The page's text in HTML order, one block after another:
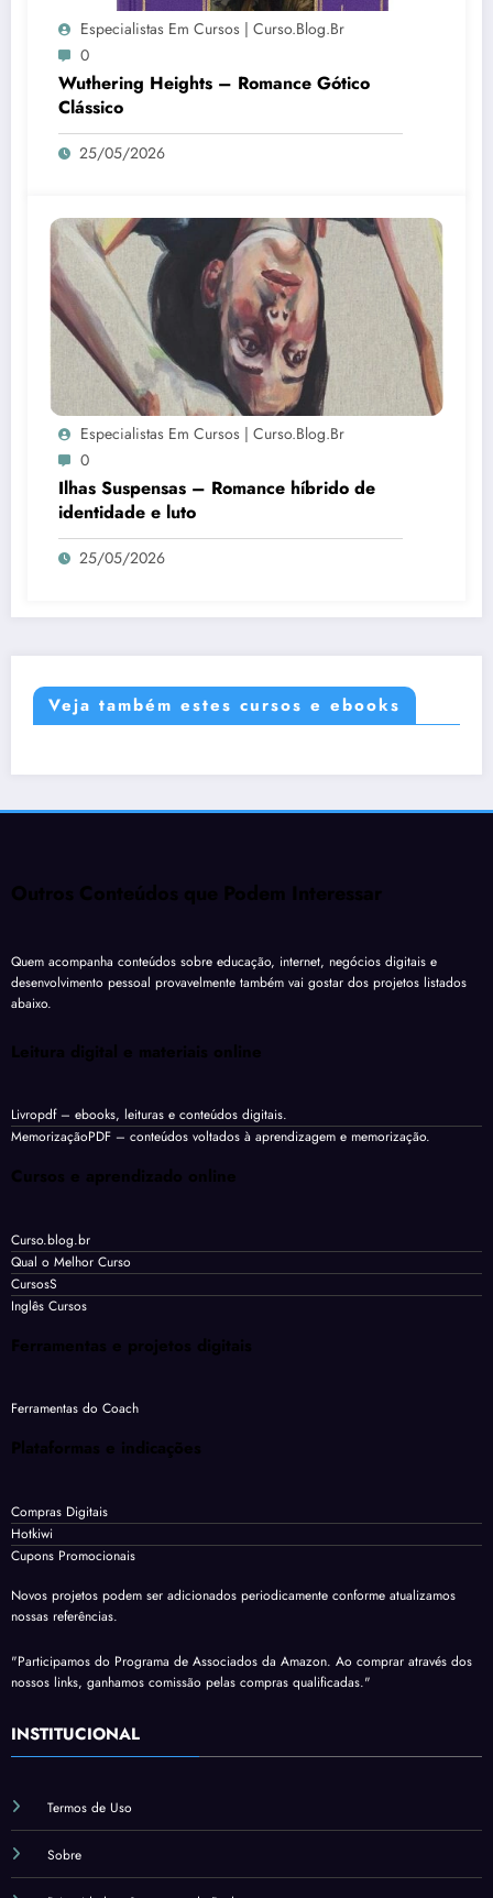
Especialistas Em Cursos | Curso.blog.br
0
Wuthering Heights – Romance Gótico
Clássico
25/05/2026
Especialistas Em Cursos | Curso.blog.br
0
Ilhas Suspensas – Romance híbrido de
identidade e luto
25/05/2026
Veja também estes cursos e ebooks
Outros Conteúdos que Podem Interessar
Quem acompanha conteúdos sobre educação, internet, negócios digitais e
desenvolvimento pessoal provavelmente também vai gostar dos projetos listados
abaixo.
Leitura digital e materiais online
Livropdf– ebooks, leituras e conteúdos digitais.
MemorizaçãoPDF – conteúdos voltados à aprendizagem e memorização.
Cursos e aprendizado online
Curso.blog.br
Qual o Melhor Curso
CursosS
Inglês Cursos
Ferramentas e projetos digitais
Ferramentas do Coach
Plataformas e indicações
Compras Digitais
Hotkiwi
Cupons Promocionais
Novos projetos podem ser adicionados periodicamente conforme atualizamos
nossas referências.
"Participamos do Programa de Associados da Amazon. Ao comprar através dos
nossos links, ganhamos comissão pelas compras qualificadas."
INSTITUCIONAL
Termos de Uso
Sobre